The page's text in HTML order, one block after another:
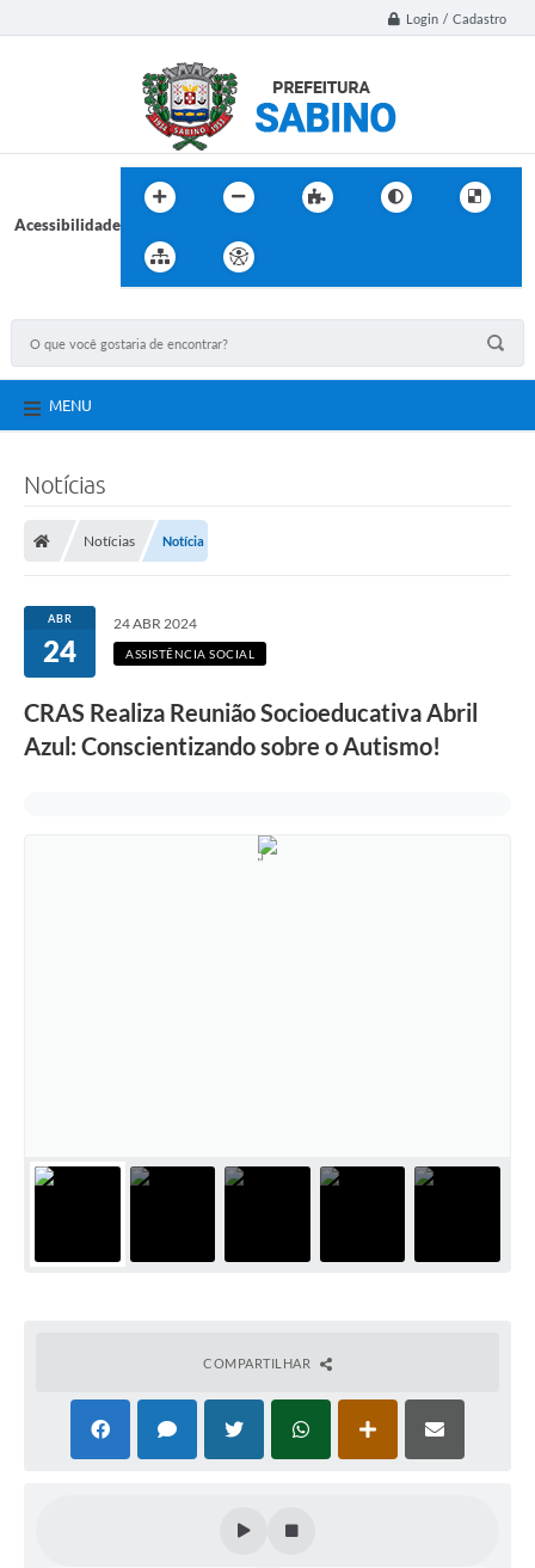
Login / Cadastro
Acessibilidade
MENU
Notícias
Notícias Notícia
ABR
24
24 ABR 2024
ASSISTÊNCIA SOCIAL
CRAS Realiza Reunião Socioeducativa Abril
Azul: Conscientizando sobre o Autismo!
COMPARTILHAR